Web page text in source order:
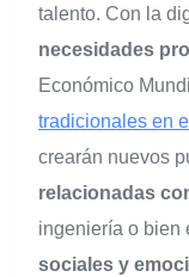
talento. Con la
necesidades
Económico
tradicionales en
crearán nuevos
relacionadas
ingeniería o bien
sociales y